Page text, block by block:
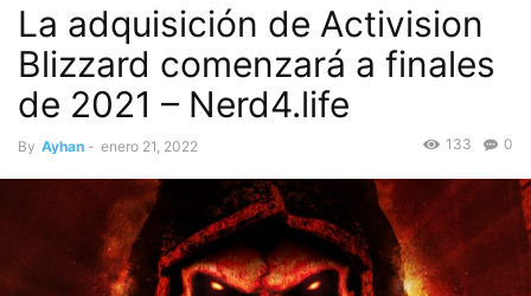
La adquisición de Activision
Blizzard comenzará a finales
de 2021 – Nerd4.life
By Ayhan - enero 21, 2022 0
133